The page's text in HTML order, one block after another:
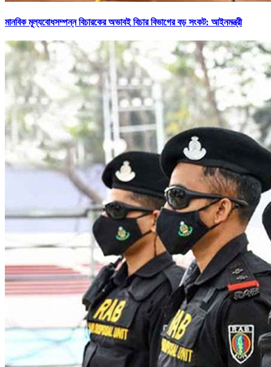
মানবিক মূল্যবোধসম্পন্ন বিচারকের অভাবই বিচার বিভাগের বড় সংকট: আইনমন্ত্রী